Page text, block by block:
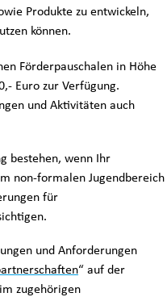
Produkte zu entwickeln,
können.
Förderpauschalen in Höhe
Euro zur Verfügung.
und Aktivitäten auch
bestehen, wenn Ihr
non-formalen Jugendbereich
für
und Anforderungen
“ auf der
zugehörigen